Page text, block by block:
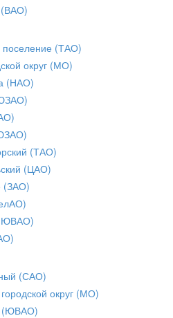
(ВАО)
поселение (ТАО)
округ (МО)
(НАО)
(ТАО)
(ЦАО)
(ЗАО)
(ЮВАО)
(САО)
округ (МО)
(ЮВАО)